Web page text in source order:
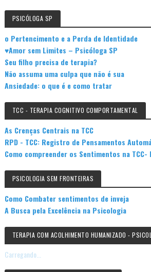
PSICÓLOGA SP
o Pertencimento e a Perda de Identidade
♥Amor sem Limites – Psicóloga SP
Seu filho precisa de terapia?
Não assuma uma culpa que não é sua
Ansiedade: o que é e como tratar
TCC - TERAPIA COGNITIVO COMPORTAMENTAL
As Crenças Centrais na TCC
RPD - TCC: Registro de Pensamentos
Como compreender os Sentimentos na TCC-
PSICOLOGIA SEM FRONTEIRAS
Como Combater sentimentos de inveja
A Busca pela Excelência na Psicologia
TERAPIA COM ACOLHIMENTO HUMANIZADO -
Carregando...